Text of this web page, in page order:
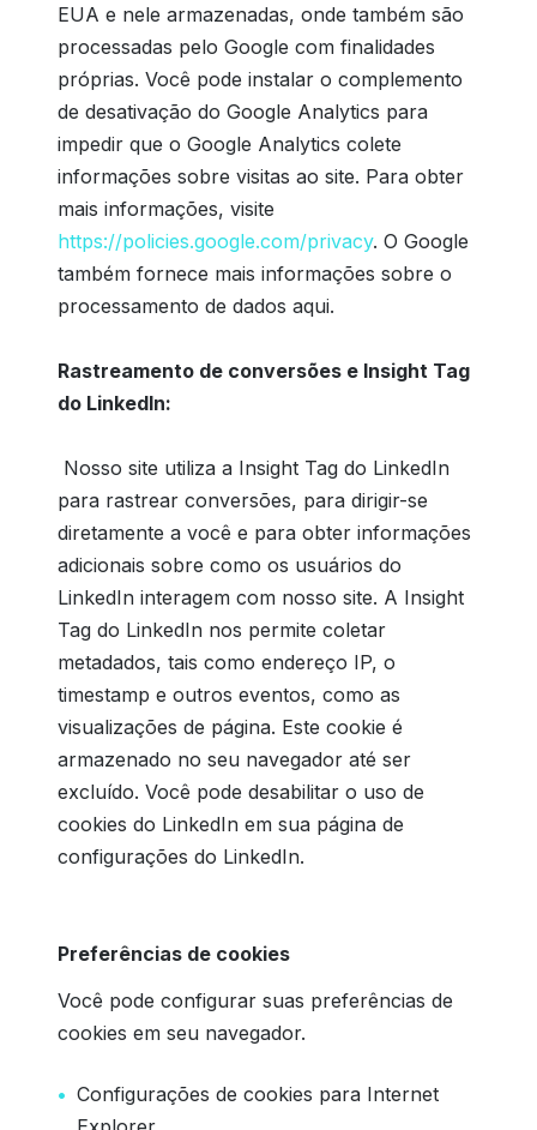
EUA e nele armazenadas, onde também são
processadas pelo Google com finalidades
próprias. Você pode instalar o complemento
de desativação do Google Analytics para
impedir que o Google Analytics colete
informações sobre visitas ao site. Para obter
mais informações, visite
https://policies.google.com/privacy. O Google
também fornece mais informações sobre o
processamento de dados aqui.
Rastreamento de conversões e Insight Tag
do LinkedIn:
Nosso site utiliza a Insight Tag do LinkedIn
para rastrear conversões, para dirigir-se
diretamente a você e para obter informações
adicionais sobre como os usuários do
LinkedIn interagem com nosso site. A Insight
Tag do LinkedIn nos permite coletar
metadados, tais como endereço IP, o
timestamp e outros eventos, como as
visualizações de página. Este cookie é
armazenado no seu navegador até ser
excluído. Você pode desabilitar o uso de
cookies do LinkedIn em sua página de
configurações do LinkedIn.
Preferências de cookies
Você pode configurar suas preferências de
cookies em seu navegador.
Configurações de cookies para Internet